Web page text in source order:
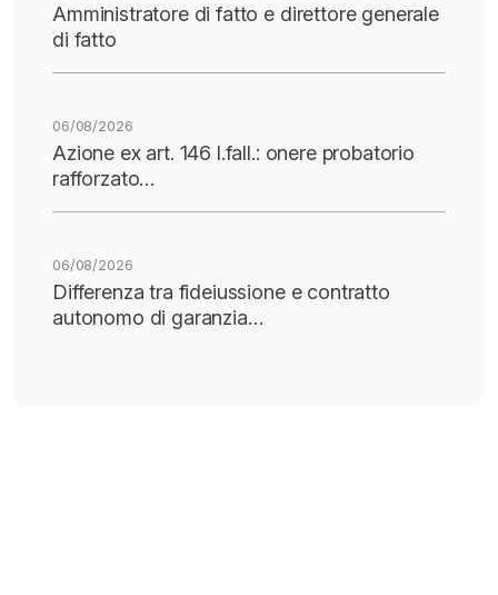
Amministratore di fatto e direttore generale
di fatto
06/08/2026
Azione ex art. 146 l.fall.: onere probatorio
rafforzato…
06/08/2026
Differenza tra fideiussione e contratto
autonomo di garanzia…